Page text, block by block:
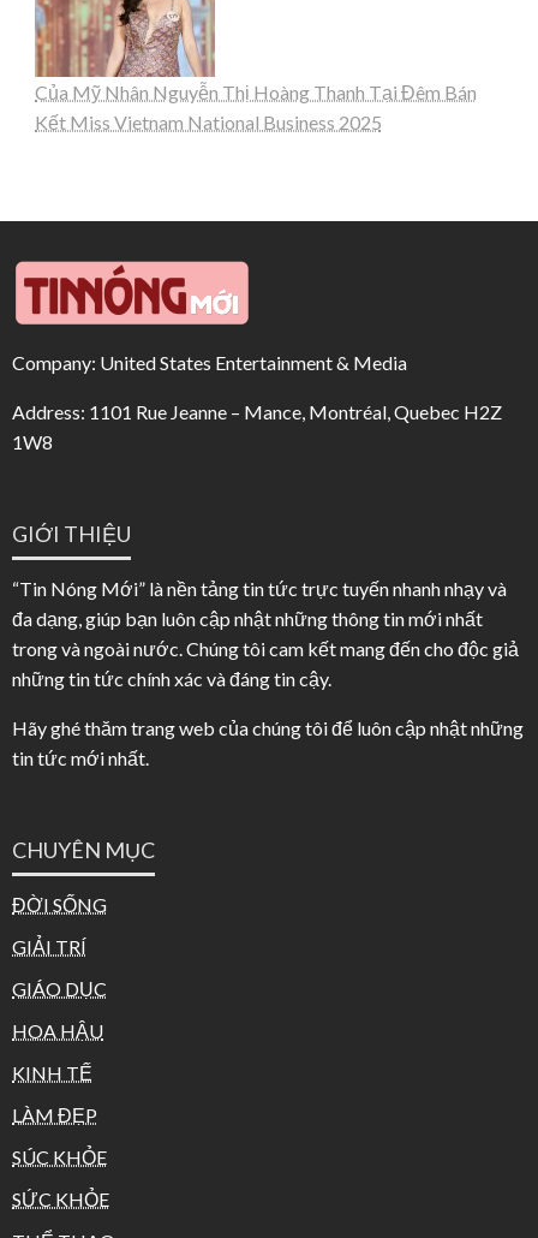
Của Mỹ Nhân Nguyễn Thị Hoàng Thanh Tại Đêm Bán
Kết Miss Vietnam National Business 2025
Company: United States Entertainment & Media
Address: 1101 Rue Jeanne – Mance, Montréal, Quebec H2Z
1W8
GIỚI THIỆU
“Tin Nóng Mới” là nền tảng tin tức trực tuyến nhanh nhạy và
đa dạng, giúp bạn luôn cập nhật những thông tin mới nhất
trong và ngoài nước. Chúng tôi cam kết mang đến cho độc giả
những tin tức chính xác và đáng tin cậy.
Hãy ghé thăm trang web của chúng tôi để luôn cập nhật những
tin tức mới nhất.
CHUYÊN MỤC
ĐỜI SỐNG
GIẢI TRÍ
GIÁO DỤC
HOA HẬU
KINH TẾ
LÀM ĐẸP
SÚC KHỎE
SỨC KHỎE